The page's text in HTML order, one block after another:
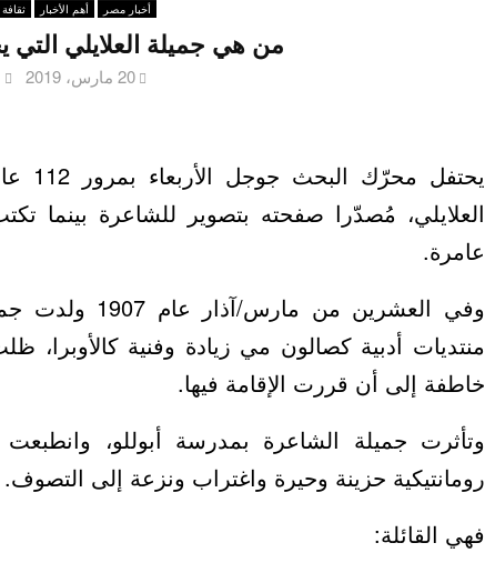
أخبار مصر أهم الأخبار
من هي جميلة العلايلي
20 مارس، 2019
العلايلي، مُصدّرا صفحته بتصوير للشاعرة بينما
عامرة.
وفي العشرين
منتديات أدبية كصالون مي زيادة وفنية كالأوبرا،
خاطفة إلى أن قررت الإقامة فيها.
وتأثرت جميلة الشاعرة بمدرسة أبوللو،
رومانتيكية حزينة وحيرة واغتراب ونزعة إلى التصوف.
فهي القائلة: